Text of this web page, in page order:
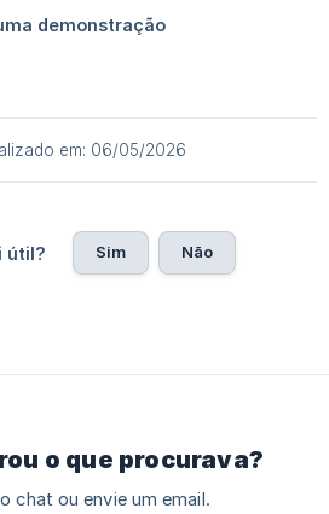
em: 06/05/2026
útil? Sim Não
o que procurava?
chat ou envie um email.